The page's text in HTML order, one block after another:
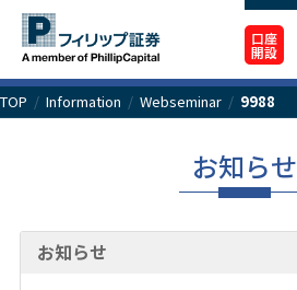
口座
開設
TOP / Information / Webseminar / 9988
お知らせ
お知らせ